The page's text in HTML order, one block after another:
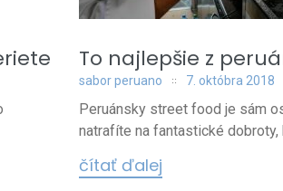
To najlepšie z
sabor peruano 7. októbra 2018
Peruánsky street food je sám
natrafíte na fantastické dobroty,
čítať ďalej